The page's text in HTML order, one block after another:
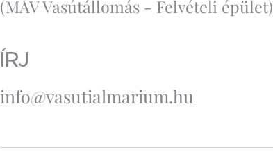
(MÁV Vasútállomás - Felvételi épület)
ÍRJ
info@vasutialmarium.hu